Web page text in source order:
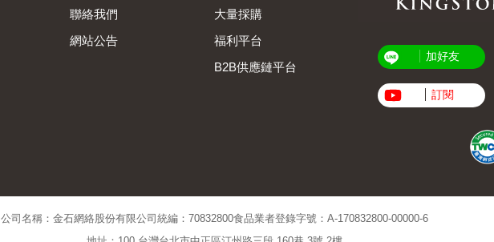
聯絡我們
網站公告
大量採購
福利平台
B2B供應鏈平台
加好友
訂閱
公司名稱：金石網絡股份有限公司 統編：70832800食品業者登錄字號：A-170832800-00000-6